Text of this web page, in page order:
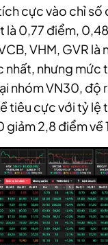
cực vào chỉ số
là 0,77 điểm,
VHM, GVR là
nhưng mức
nhóm VN30, độ
tiêu cực với tỷ lệ
giảm 2,8 điểm về